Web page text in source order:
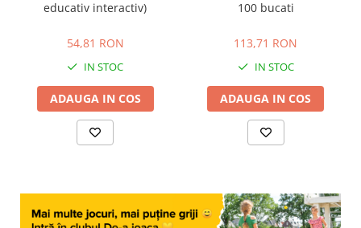
educativ interactiv)
54,81 RON
IN STOC
ADAUGA IN COS
100 bucati
113,71 RON
IN STOC
ADAUGA IN COS